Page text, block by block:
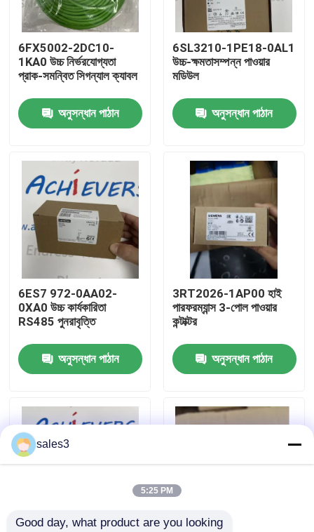
বাড়ি
আমাদের সম্বন্ধে
কারখানা পরিদর্শন
আমাদের সাথে যোগাযোগ
খবর
News
PEPPERL FUCHS বিচ্ছিন্ন বাধা
6FX5002-2DC10-
1KA0 উচ্চ নির্ভরযোগ্যতা
প্রাক-সমন্বিত সিগন্যাল ক্যাবল
অনুসন্ধান পাঠান
6SL3210-1PE18-0AL1
উচ্চ-ক্ষমতাসম্পন্ন পাওয়ার
মডিউল
অনুসন্ধান পাঠান
6ES7 972-0AA02-
0XA0 উচ্চ কার্যকারিতা
RS485 পুনরাবৃত্তি
অনুসন্ধান পাঠান
3RT2026-1AP00 হাই
পারফরম্যান্স 3-পোল পাওয়ার
কন্টাক্টর
অনুসন্ধান পাঠান
sales3
5:25 PM
Good day, what product are you looking